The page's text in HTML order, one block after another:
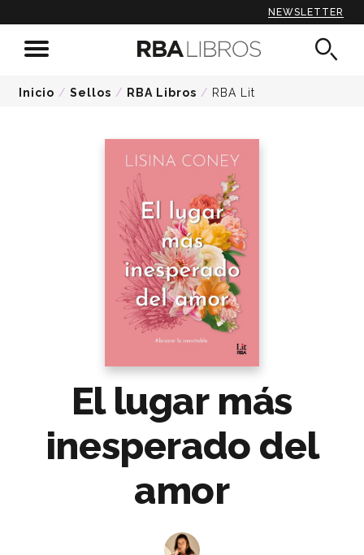
NEWSLETTER
Inicio / Sellos / RBA Libros / RBA Lit
El lugar más
inesperado del
amor